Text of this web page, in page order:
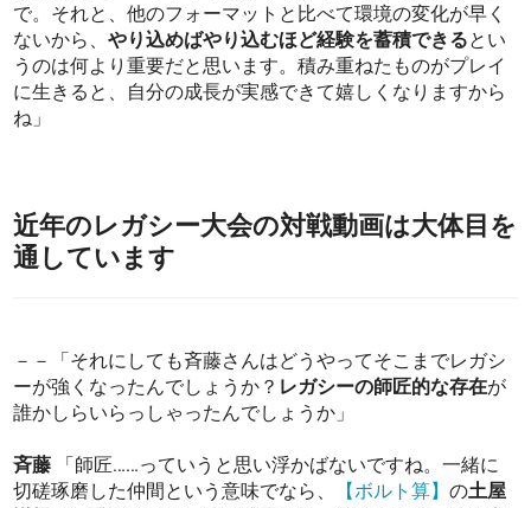
で。それと、他のフォーマットと比べて環境の変化が早く
ないから、やり込めばやり込むほど経験を蓄積できるとい
うのは何より重要だと思います。積み重ねたものがプレイ
に生きると、自分の成長が実感できて嬉しくなりますから
ね」
近年のレガシー大会の対戦動画は大体目を
通しています
－－「それにしても斉藤さんはどうやってそこまでレガシ
ーが強くなったんでしょうか？ レガシーの師匠的な存在が
誰かしらいらっしゃったんでしょうか」
斉藤
「師匠……っていうと思い浮かばないですね。一緒に
切磋琢磨した仲間という意味でなら、
【ボルト算】の土屋